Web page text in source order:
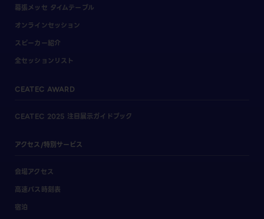
幕張メッセ タイムテーブル
オンラインセッション
スピーカー紹介
全セッションリスト
CEATEC AWARD
CEATEC 2025 注目展示ガイドブック
アクセス/特別サービス
会場アクセス
高速バス時刻表
宿泊